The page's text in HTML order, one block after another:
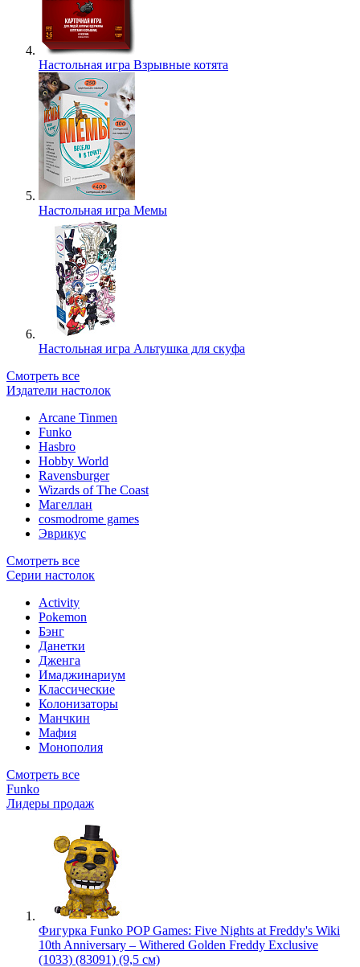
Настольная игра Взрывные котята
Настольная игра Мемы
Настольная игра Альтушка для скуфа
Смотреть все
Издатели настолок
Arcane Tinmen
Funko
Hasbro
Hobby World
Ravensburger
Wizards of The Coast
Магеллан
сosmodrome games
Эврикус
Смотреть все
Серии настолок
Activity
Pokemon
Бэнг
Данетки
Дженга
Имаджинариум
Классические
Колонизаторы
Манчкин
Мафия
Монополия
Смотреть все
Funko
Лидеры продаж
Фигурка Funko POP Games: Five Nights at Freddy's Wiki
10th Anniversary – Withered Golden Freddy Exclusive
(1033) (83091) (9,5 см)